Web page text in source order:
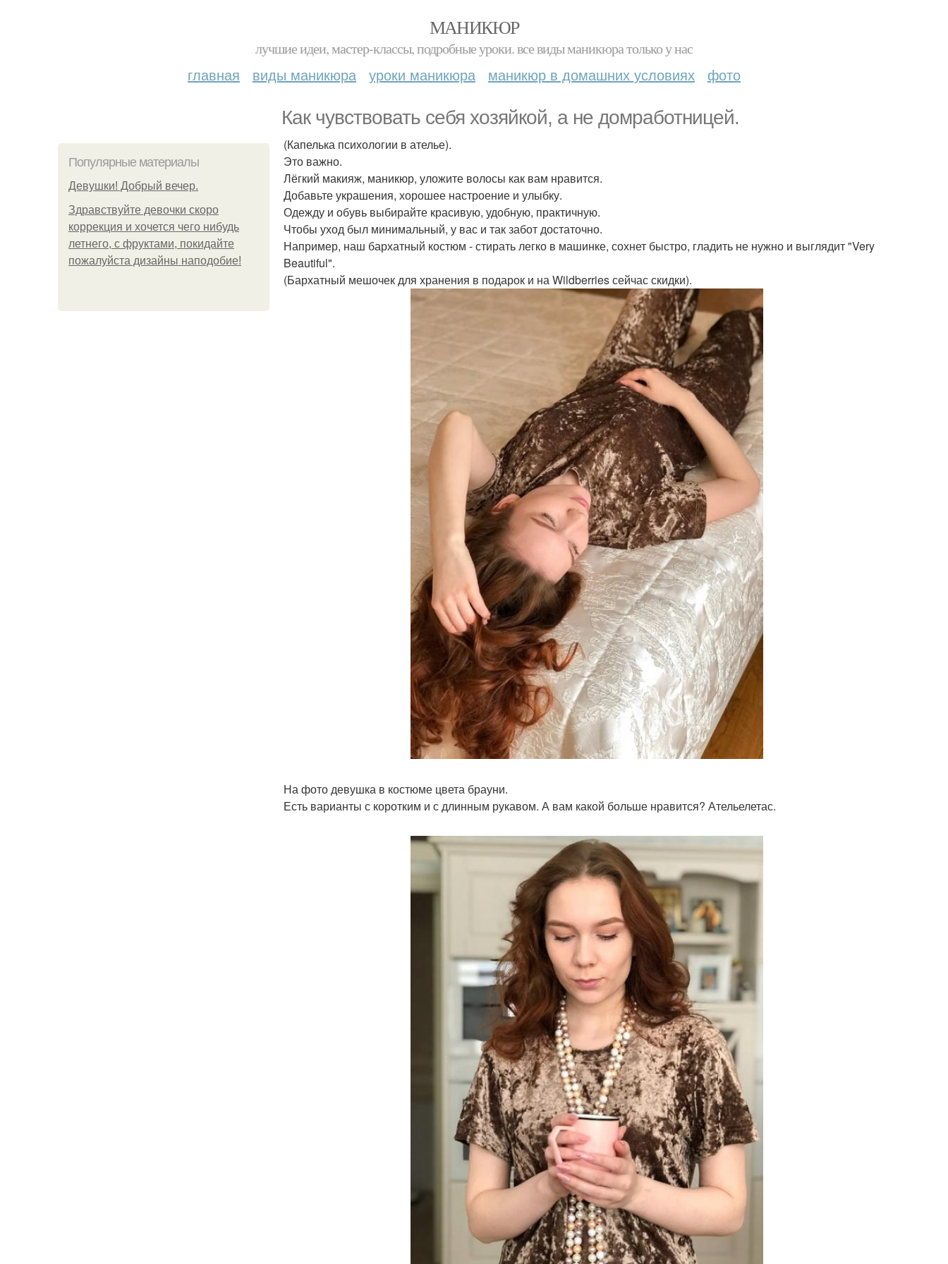
МАНИКЮР
лучшие идеи, мастер-классы, подробные уроки. все виды маникюра только у нас
главная виды маникюра уроки маникюра маникюр в домашних условиях фото
Как чувствовать себя хозяйкой, а не домработницей.
Популярные материалы
Девушки! Добрый вечер.
Здравствуйте девочки скоро
коррекция и хочется чего нибудь
летнего, с фруктами, покидайте
пожалуйста дизайны наподобие!
(Капелька психологии в ателье).
Это важно.
Лёгкий макияж, маникюр, уложите волосы как вам нравится.
Добавьте украшения, хорошее настроение и улыбку.
Одежду и обувь выбирайте красивую, удобную, практичную.
Чтобы уход был минимальный, у вас и так забот достаточно.
Например, наш бархатный костюм - стирать легко в машинке, сохнет быстро, гладить не нужно и выглядит "Very
Beautiful".
(Бархатный мешочек для хранения в подарок и на Wildberries сейчас скидки).
На фото девушка в костюме цвета брауни.
Есть варианты с коротким и с длинным рукавом. А вам какой больше нравится? Ательелетас.